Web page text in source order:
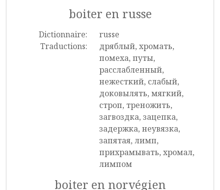
boiter en russe
Dictionnaire:
russe
Traductions:
дряблый, хромать,
помеха, путы,
расслабленный,
нежесткий, слабый,
доковылять, мягкий,
строп, треножить,
загвоздка, зацепка,
задержка, неувязка,
запятая, лимп,
прихрамывать, хромал,
лимпом
boiter en norvégien